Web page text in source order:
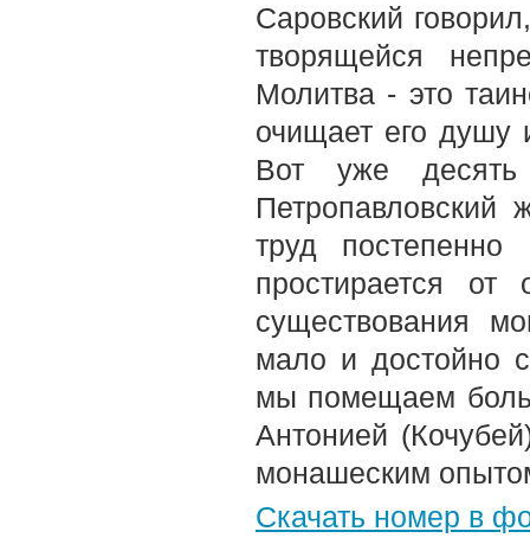
Саровский
творящейся
Молитва - это
очищает его душу
Вот уже десять
Петропавловский
труд
простирается
существования
мало и достойно
мы помещаем
Антонией
монашеским
Скачать номер в